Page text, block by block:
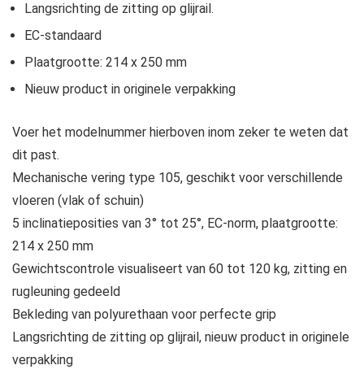
Langsrichting de zitting op glijrail.
EC-standaard
Plaatgrootte: 214 x 250 mm
Nieuw product in originele verpakking
Voer het modelnummer hierboven inom zeker te weten dat
dit past.
Mechanische vering type 105, geschikt voor verschillende
vloeren (vlak of schuin)
5 inclinatieposities van 3° tot 25°, EC-norm, plaatgrootte:
214 x 250 mm
Gewichtscontrole visualiseert van 60 tot 120 kg, zitting en
rugleuning gedeeld
Bekleding van polyurethaan voor perfecte grip
Langsrichting de zitting op glijrail, nieuw product in originele
verpakking